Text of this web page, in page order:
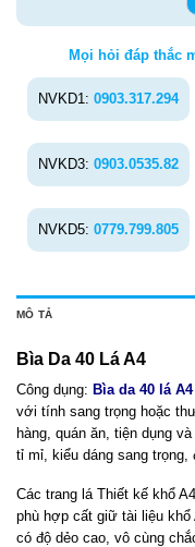
Mọi hỏi đáp thắc
NVKD1: 0903.317.294
NVKD3: 0903.0535.82
NVKD5: 0779.799.805
MÔ TẢ
Bìa Da 40 Lá A4
Công dụng: Bìa da 40 lá A4
với tính sang trọng hoặc
hàng, quán ăn, tiện dụng và
tỉ mỉ, kiểu dáng sang trọng,
Các trang lá Thiết kế khổ
phù hợp cất giữ tài liệu khổ
có độ dẻo cao, vô cùng